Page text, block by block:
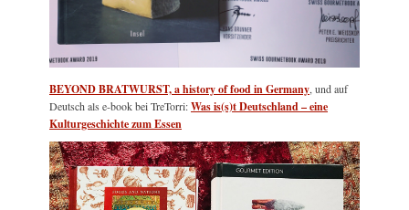
BEYOND BRATWURST, a history of food in Germany, und auf
Deutsch als e-book bei TreTorri:Was is(s)t Deutschland – eine
Kulturgeschichte zum Essen